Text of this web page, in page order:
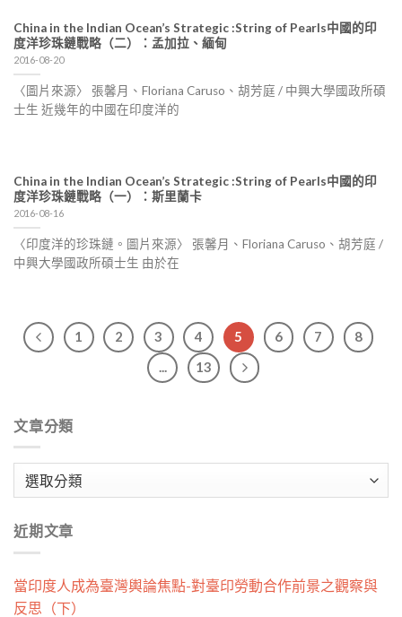
China in the Indian Ocean’s Strategic :String of Pearls中國的印
度洋珍珠鏈戰略（二）：孟加拉、緬甸
2016-08-20
〈圖片來源〉 張馨月、Floriana Caruso、胡芳庭 / 中興大學國政所碩
士生 近幾年的中國在印度洋的
China in the Indian Ocean’s Strategic :String of Pearls中國的印
度洋珍珠鏈戰略（一）：斯里蘭卡
2016-08-16
〈印度洋的珍珠鏈。圖片來源〉 張馨月、Floriana Caruso、胡芳庭 /
中興大學國政所碩士生 由於在
1 2 3 4 5 6 7
8
...
13
文章分類
類
近期文章
當印度人成為臺灣輿論焦點-對臺印勞動合作前景之觀察與
反思（下）